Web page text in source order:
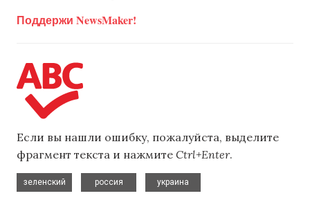
Поддержи NewsMaker!
Если вы нашли ошибку, пожалуйста, выделите
фрагмент текста и нажмите Ctrl+Enter.
зеленский
россия
украина